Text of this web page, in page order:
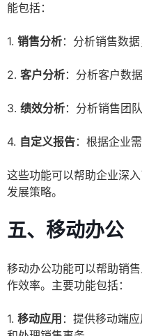
能包括：
1. 销售分析：分析销售数
2. 客户分析：分析客户数
3. 绩效分析：分析销售团
4. 自定义报告：根据企业
这些功能可以帮助企业深
发展策略。
五、移动办公
移动办公功能可以帮助销
作效率。主要功能包括：
1. 移动应用 ：提供移动端